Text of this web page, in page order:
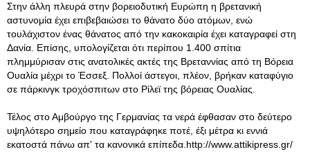
Στην άλλη πλευρά στην βορειοδυτική Ευρώπη η βρετανική
αστυνομία έχει επιβεβαιώσει το θάνατο δύο ατόμων, ενώ
τουλάχιστον ένας θάνατος από την κακοκαιρία έχει καταγραφεί στη
Δανία. Επίσης, υπολογίζεται ότι περίπου 1.400 σπίτια
πλημμύρισαν στις ανατολικές ακτές της Βρεταννίας από τη Βόρεια
Ουαλία μέχρι το Έσσεξ. Πολλοί άστεγοι, πλέον, βρήκαν καταφύγιο
σε πάρκινγκ τροχόσπιτων στο Ρίλεϊ της βόρειας Ουαλίας.
Τέλος στο Αμβούργο της Γερμανίας τα νερά έφθασαν στο δεύτερο
υψηλότερο σημείο που καταγράφηκε ποτέ, έξι μέτρα κι εννιά
εκατοστά πάνω απ' τα κανονικά επίπεδα.http://www.attikipress.gr/